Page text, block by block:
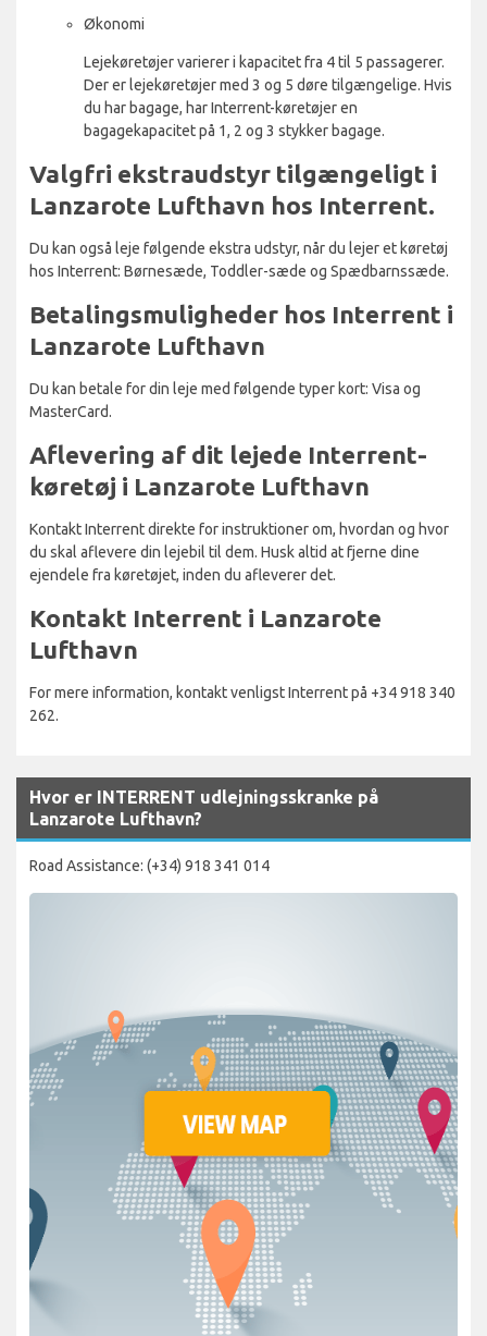
Økonomi
Lejekøretøjer varierer i kapacitet fra 4 til 5 passagerer.
Der er lejekøretøjer med 3 og 5 døre tilgængelige. Hvis
du har bagage, har Interrent-køretøjer en
bagagekapacitet på 1, 2 og 3 stykker bagage.
Valgfri ekstraudstyr tilgængeligt i
Lanzarote Lufthavn hos Interrent.
Du kan også leje følgende ekstra udstyr, når du lejer et køretøj
hos Interrent: Børnesæde, Toddler-sæde og Spædbarnssæde.
Betalingsmuligheder hos Interrent i
Lanzarote Lufthavn
Du kan betale for din leje med følgende typer kort: Visa og
MasterCard.
Aflevering af dit lejede Interrent-
køretøj i Lanzarote Lufthavn
Kontakt Interrent direkte for instruktioner om, hvordan og hvor
du skal aflevere din lejebil til dem. Husk altid at fjerne dine
ejendele fra køretøjet, inden du afleverer det.
Kontakt Interrent i Lanzarote
Lufthavn
For mere information, kontakt venligst Interrent på +34 918 340
262.
Hvor er INTERRENT udlejningsskranke på
Lanzarote Lufthavn?
Road Assistance: (+34) 918 341 014